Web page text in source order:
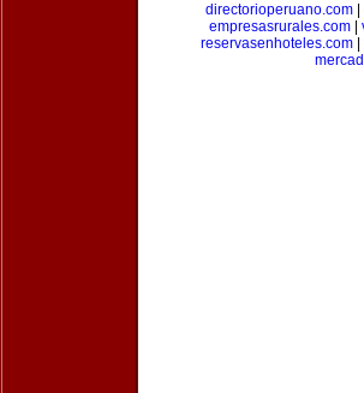
directorioperuano.com|
empresasrurales.com|
reservasenhoteles.com